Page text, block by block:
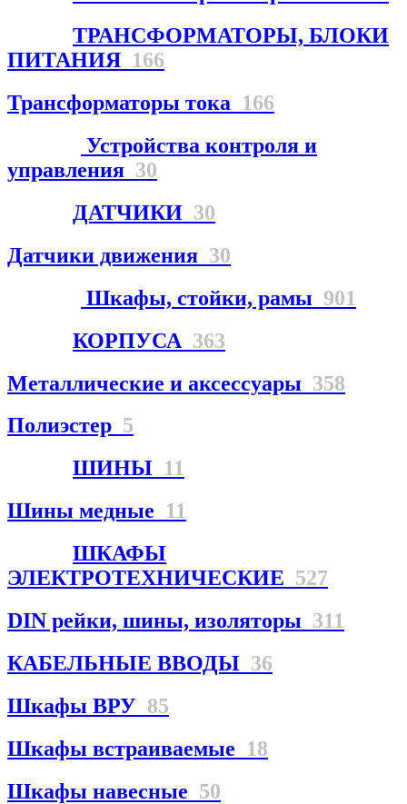
ТРАНСФОРМАТОРЫ, БЛОКИ
ПИТАНИЯ 166
Трансформаторы тока 166
Устройства контроля и
управления 30
ДАТЧИКИ 30
Датчики движения 30
Шкафы, стойки, рамы 901
КОРПУСА 363
Металлические и аксессуары 358
Полиэстер 5
ШИНЫ 11
Шины медные 11
ШКАФЫ
ЭЛЕКТРОТЕХНИЧЕСКИЕ 527
DIN рейки, шины, изоляторы 311
КАБЕЛЬНЫЕ ВВОДЫ 36
Шкафы ВРУ 85
Шкафы встраиваемые 18
Шкафы навесные 50